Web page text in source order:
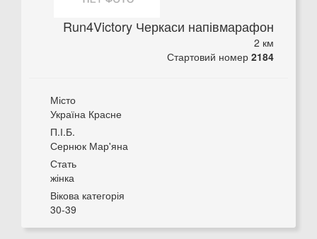
Run4Victory Черкаси напівмарафон
2 км
Стартовий номер 2184
Місто
Україна Красне
П.І.Б.
Сернюк Мар'яна
Стать
жінка
Вікова категорія
30-39